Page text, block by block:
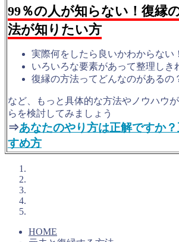
99％の人が知らない！復縁
法が知りたい方
実際何をしたら良いかわからない！
いろいろな要素があって整理しき
復縁の方法ってどんなのがあるの
など、もっと具体的な方法やノウハウ
らを検討してみましょう
⇒あなたのやり方は正解ですか
すめ方
HOME